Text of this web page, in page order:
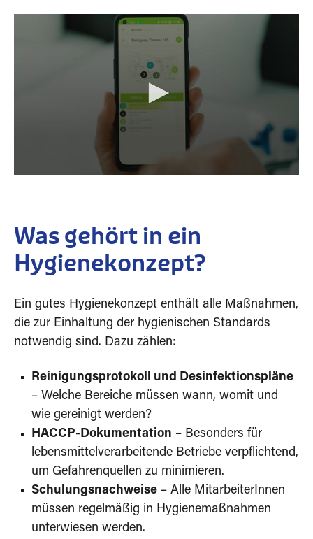
n
d
s
o
3
e
c
o
Was gehört in ein
Hygienekonzept?
Ein gutes Hygienekonzept enthält alle Maßnahmen,
die zur Einhaltung der hygienischen Standards
notwendig sind. Dazu zählen:
Reinigungsprotokoll und Desinfektionspläne
– Welche Bereiche müssen wann, womit und
wie gereinigt werden?
HACCP-Dokumentation – Besonders für
lebensmittelverarbeitende Betriebe verpflichtend,
um Gefahrenquellen zu minimieren.
Schulungsnachweise – Alle MitarbeiterInnen
müssen regelmäßig in Hygienemaßnahmen
unterwiesen werden.